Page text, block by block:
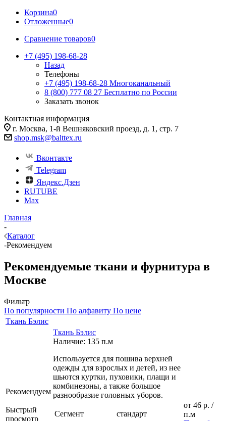
Корзина0
Отложенные0
Сравнение товаров0
+7 (495) 198-68-28
Назад
Телефоны
+7 (495) 198-68-28 Многоканальный
8 (800) 777 08 27 Бесплатно по России
Заказать звонок
Контактная информация
г. Москва, 1-й Вешняковский проезд, д. 1, стр. 7
shop.msk@balttex.ru
Вконтакте
Telegram
Яндекс.Дзен
RUTUBE
Max
Главная
-
Каталог
-Рекомендуем
Рекомендуемые ткани и фурнитура в
Москве
Фильтр
По популярности По алфавиту По цене
Ткань Бэлис
Рекомендуем
Быстрый
просмотр
Ткань Бэлис
Наличие: 135 п.м
Используется для пошива верхней
одежды для взрослых и детей, из нее
шьются куртки, пуховики, плащи и
комбинезоны, а также большое
разнообразие головных уборов.
Сегмент
стандарт
от 46 р. /
п.м